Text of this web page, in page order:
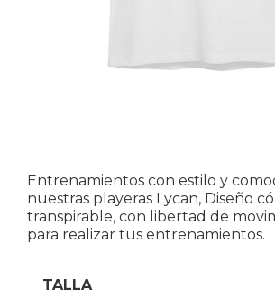
Entrenamientos con estilo y
nuestras playeras Lycan, Diseño
transpirable, con libertad de
para realizar tus entrenamientos.
TALLA